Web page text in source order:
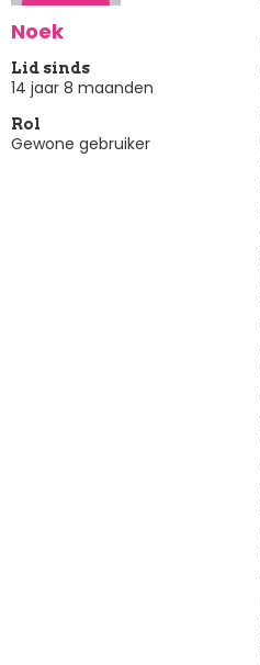
Noek
Lid sinds
14 jaar 8 maanden
Rol
Gewone gebruiker